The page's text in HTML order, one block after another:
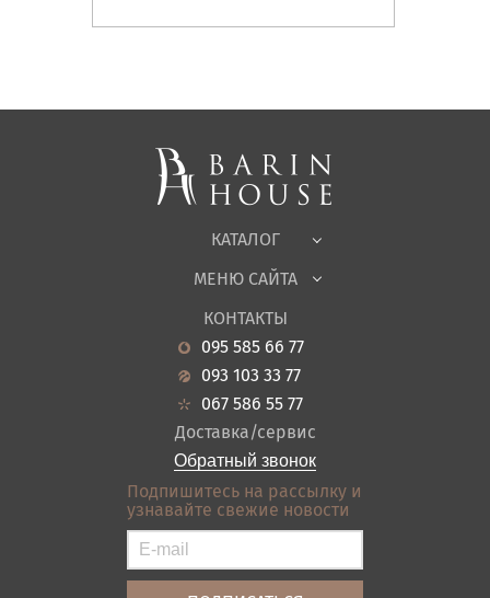
КАТАЛОГ
Спальни, Кровати
Корпусная мебель
Офисная мебель
Садовая мебель
Гостиная
Кухня
Прихожие
Ванная
Акции
МЕНЮ САЙТА
О нас
Новости
Гарантия
Кредит
Оплата и доставка
Отзывы
Контакты
Карта сайта
Условия покупки
КОНТАКТЫ
095 585 66 77
093 103 33 77
067 586 55 77
Доставка/сервис
Обратный звонок
Подпишитесь на рассылку и
узнавайте свежие новости